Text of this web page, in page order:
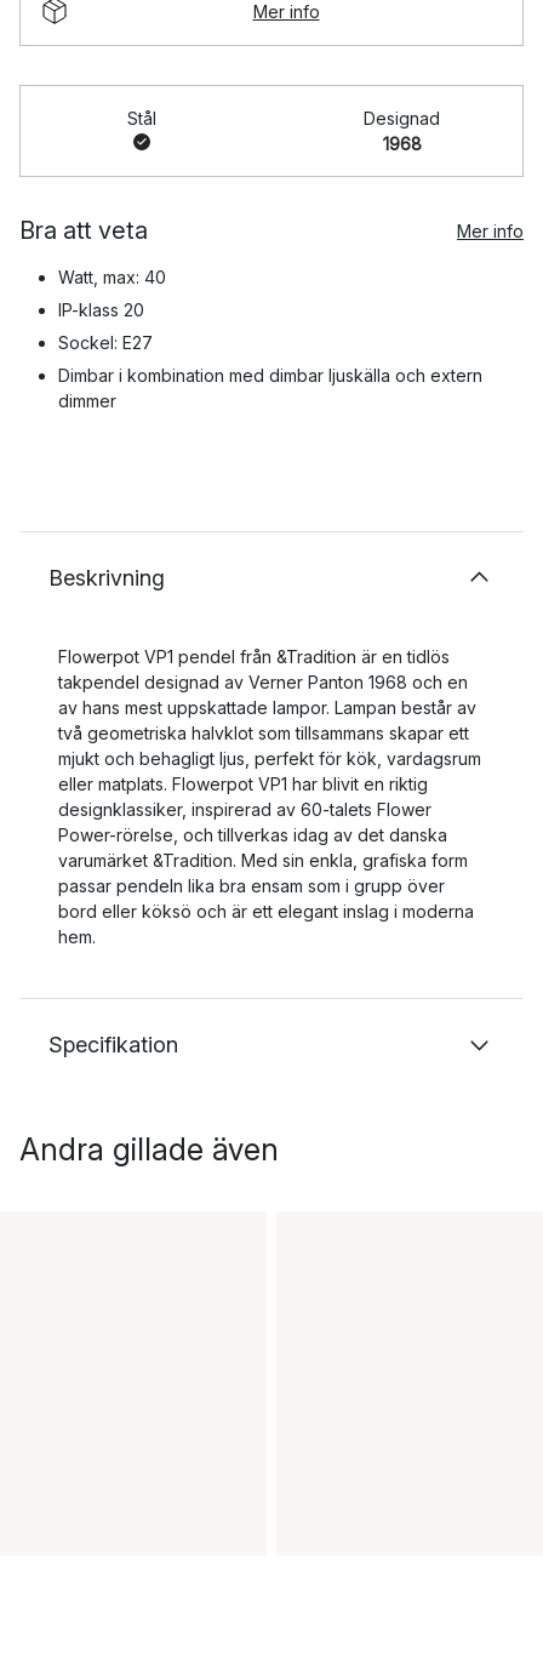
Mer info
Stål
Designad
1968
Bra att veta Mer info
Watt, max: 40
IP-klass 20
Sockel: E27
Dimbar i kombination med dimbar ljuskälla och extern
dimmer
Beskrivning
Flowerpot VP1 pendel från &Tradition är en tidlös
takpendel designad av Verner Panton 1968 och en
av hans mest uppskattade lampor. Lampan består av
två geometriska halvklot som tillsammans skapar ett
mjukt och behagligt ljus, perfekt för kök, vardagsrum
eller matplats. Flowerpot VP1 har blivit en riktig
designklassiker, inspirerad av 60-talets Flower
Power-rörelse, och tillverkas idag av det danska
varumärket &Tradition. Med sin enkla, grafiska form
passar pendeln lika bra ensam som i grupp över
bord eller köksö och är ett elegant inslag i moderna
hem.
Specifikation
Andra gillade även